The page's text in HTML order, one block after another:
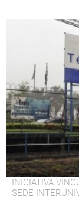
INICIATIVA
SEDE